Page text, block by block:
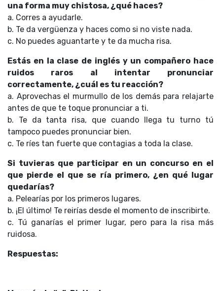
una forma muy chistosa, ¿qué haces?
a. Corres a ayudarle.
b. Te da vergüenza y haces como si no viste nada.
c. No puedes aguantarte y te da mucha risa.
Estás en la clase de inglés y un compañero hace
ruidos raros al intentar pronunciar
correctamente, ¿cuál es tu reacción?
a. Aprovechas el murmullo de los demás para relajarte
antes de que te toque pronunciar a ti.
b. Te da tanta risa, que cuando llega tu turno tú
tampoco puedes pronunciar bien.
c. Te ríes tan fuerte que contagias a toda la clase.
Si tuvieras que participar en un concurso en el
que pierde el que se ría primero, ¿en qué lugar
quedarías?
a. Pelearías por los primeros lugares.
b. ¡El último! Te reirías desde el momento de inscribirte.
c. Tú ganarías el primer lugar, pero para la risa más
ruidosa.
Respuestas: